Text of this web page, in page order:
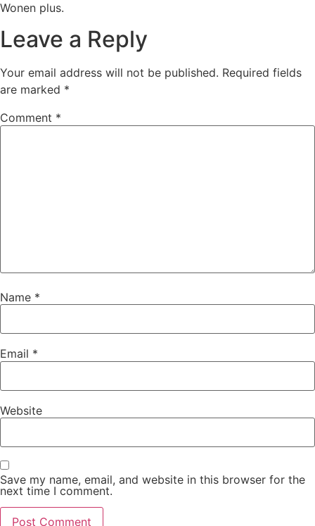
Wonen plus.
Leave a Reply
Your email address will not be published. Required fields
are marked *
Comment *
Name *
Email *
Website
Save my name, email, and website in this browser for the
next time I comment.